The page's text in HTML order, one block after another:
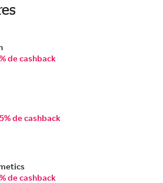
de cashback
de cashback
de cashback